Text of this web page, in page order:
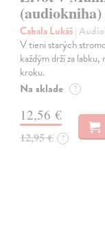
(audiokniha)
Cabala Lukáš|
V tieni starých
každým drží za
kroku.
Na sklade ?
12,56 €
12,95 € ?